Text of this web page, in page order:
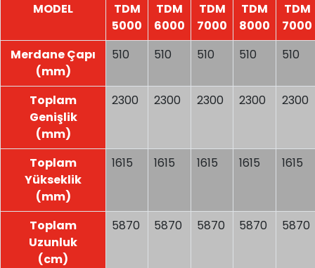
MODEL
TDM
5000
TDM
6000
TDM
7000
TDM
8000
TDM
7000
Merdane Çapı
(mm)
510 510 510 510 510
Toplam
Genişlik
(mm)
2300 2300 2300 2300 2300
Toplam
Yükseklik
(mm)
1615 1615 1615 1615 1615
Toplam
Uzunluk
(cm)
5870 5870 5870 5870 5870